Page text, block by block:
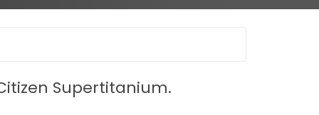
Supertitanium.